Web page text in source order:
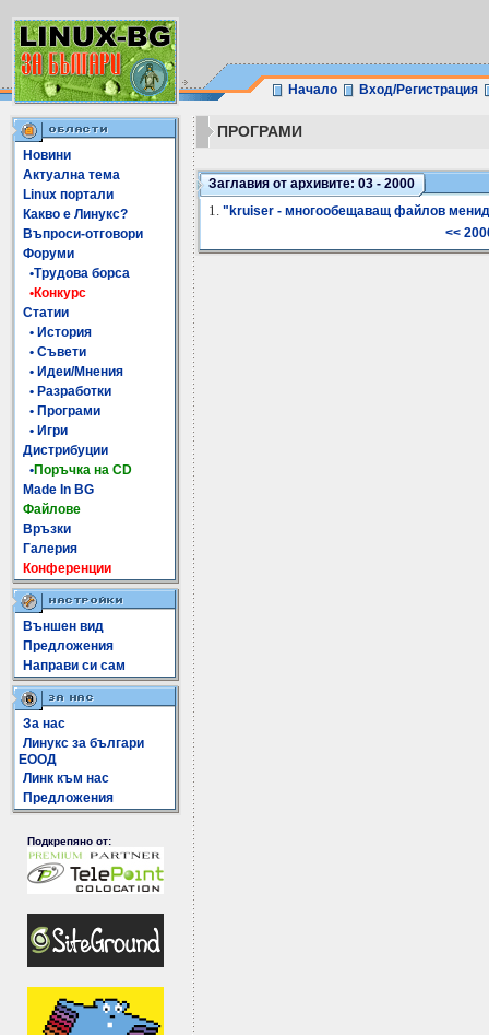
Начало Вход/Регистрация
Новини
Актуална тема
Linux портали
Какво е Линукс?
Въпроси-отговори
Форуми
•Трудова борса
•Конкурс
Статии
• История
• Съвети
• Идеи/Мнения
• Разработки
• Програми
• Игри
Дистрибуции
•Поръчка на CD
Made In BG
Файлове
Връзки
Галерия
Конференции
Външен вид
Предложения
Направи си сам
За нас
Линукс за българи
ЕООД
Линк към нас
Предложения
Подкрепяно от:
ПРОГРАМИ
Заглавия от архивите: 03 - 2000
1. "kruiser - многообещаващ файлов
<<